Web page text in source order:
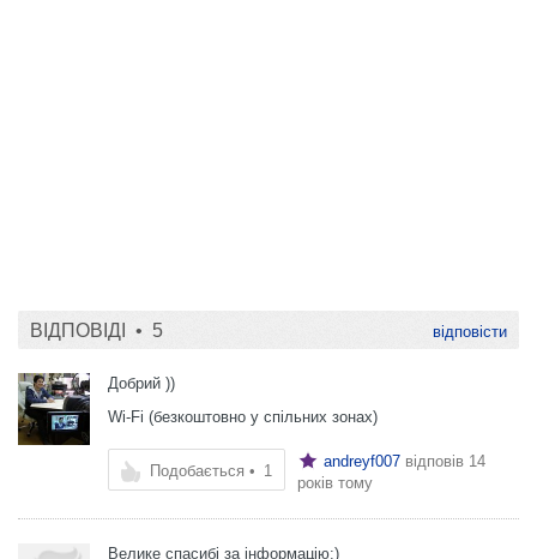
ВІДПОВІДІ • 5 відповісти
Добрий ))
Wi-Fi (безкоштовно у спільних зонах)
Подобається • 1
andreyf007 відповів 14
років тому
Велике спасибі за інформацію:)